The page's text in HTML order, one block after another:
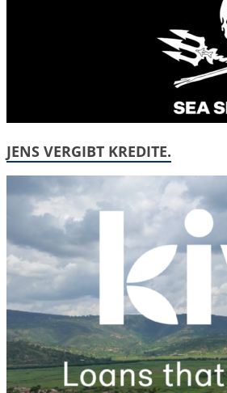
JENS VERGIBT KREDITE.